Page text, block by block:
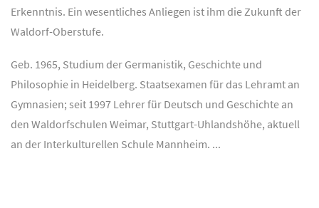
Erkenntnis. Ein wesentliches Anliegen ist ihm die Zukunft der
Waldorf-Oberstufe.
Geb. 1965, Studium der Germanistik, Geschichte und
Philosophie in Heidelberg. Staatsexamen für das Lehramt an
Gymnasien; seit 1997 Lehrer für Deutsch und Geschichte an
den Waldorfschulen Weimar, Stuttgart-Uhlandshöhe, aktuell
an der Interkulturellen Schule Mannheim. ...